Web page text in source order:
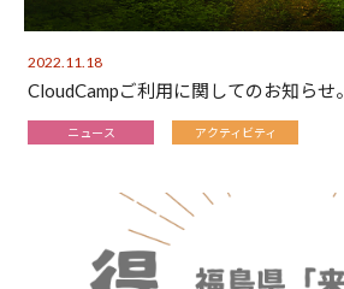
2022.11.18
CloudCampご利用に関してのお知らせ。
ニュース アクティビティ